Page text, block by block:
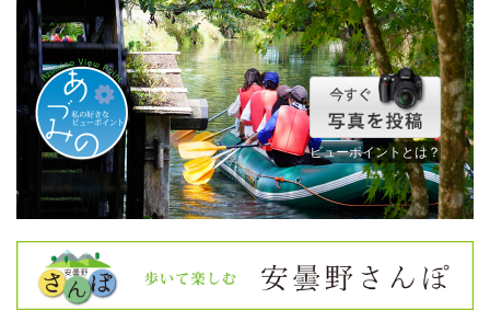
ビューポイントとは？